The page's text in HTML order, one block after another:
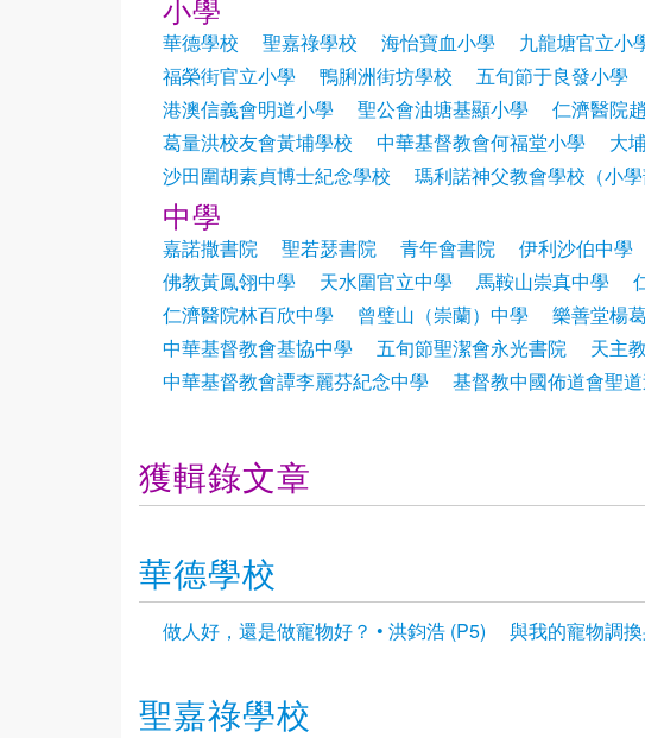
小學
華德學校 聖嘉祿學校 海怡寶血小學 九龍塘官立小
福榮街官立小學
鴨脷洲街坊學校 五旬節于良發小學
港澳信義會明道小學
聖公會油塘基顯小學 仁濟醫院
葛量洪校友會黃埔學校
中華基督教會何福堂小學 大
沙田圍胡素貞博士紀念學校
瑪利諾神父教會學校（小學
中學
嘉諾撒書院 聖若瑟書院 青年會書院 伊利沙伯中學
佛教黃鳳翎中學
天水圍官立中學 馬鞍山崇真中學
仁濟醫院林百欣中學
曾璧山（崇蘭）中學 樂善堂楊
中華基督教會基協中學
五旬節聖潔會永光書院 天主
中華基督教會譚李麗芬紀念中學
基督教中國佈道會聖
獲輯錄文章
華德學校
做人好，還是做寵物好？ • 洪鈞浩 (P5) 與我的寵物調
聖嘉祿學校